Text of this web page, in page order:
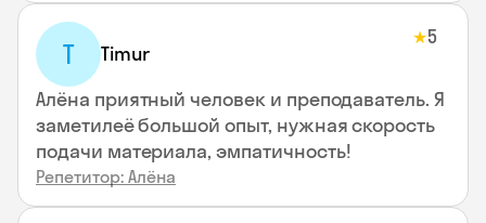
T Timur
★5
Алёна приятный человек и преподаватель. Я
заметилеё большой опыт, нужная скорость
подачи материала, эмпатичность!
Репетитор: Алёна